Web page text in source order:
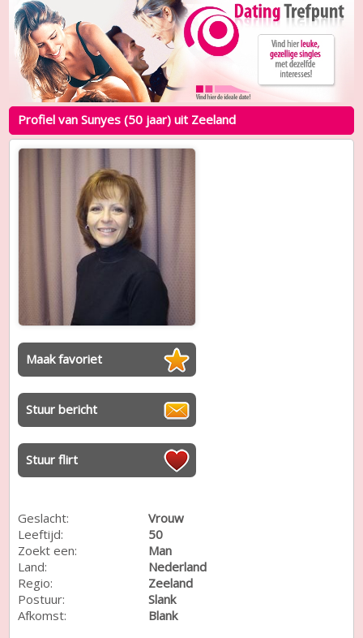
Profiel van Sunyes (50 jaar) uit Zeeland
Maak favoriet
Stuur bericht
Stuur flirt
Geslacht:
Vrouw
Leeftijd:
50
Zoekt een:
Man
Land:
Nederland
Regio:
Zeeland
Postuur:
Slank
Afkomst:
Blank